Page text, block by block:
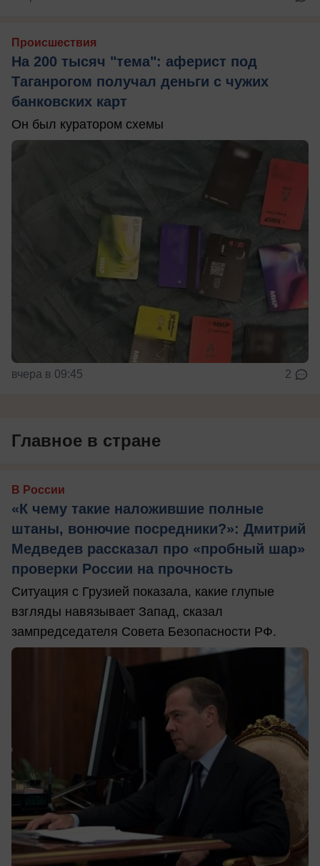
Происшествия
На 200 тысяч "тема": аферист под
Таганрогом получал деньги с чужих
банковских карт
Он был куратором схемы
вчера в 09:45 2
Главное в стране
В России
«К чему такие наложившие полные
штаны, вонючие посредники?»: Дмитрий
Медведев рассказал про «пробный шар»
проверки России на прочность
Ситуация с Грузией показала, какие глупые
взгляды навязывает Запад, сказал
зампредседателя Совета Безопасности РФ.